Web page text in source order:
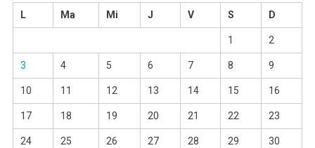
L
Ma Mi J V S D
1 2
3 4 5 6 7 8 9
10 11 12 13 14 15 16
17 18 19 20 21 22 23
24 25 26 27 28 29 30